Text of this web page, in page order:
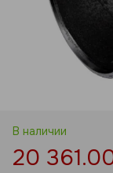
В наличии
20